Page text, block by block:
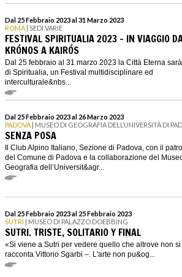
Dal 25 Febbraio 2023 al 31 Marzo 2023
ROMA | SEDI VARIE
FESTIVAL SPIRITUALIA 2023 - IN VIAGGIO
KRÓNOS A KAIRÓS
Dal 25 febbraio al 31 marzo 2023 la Città Eterna
di Spiritualia, un Festival multidisciplinare ed
interculturale&nbs...
Dal 25 Febbraio 2023 al 26 Marzo 2023
PADOVA | MUSEO DI GEOGRAFIA DELL’UNIVERSITÀ DI
SENZA POSA
Il Club Alpino Italiano, Sezione di Padova, con il
del Comune di Padova e la collaborazione del
Geografia dell’Universit&agr...
Dal 25 Febbraio 2023 al 25 Febbraio 2023
SUTRI | MUSEO DI PALAZZO DOEBBING
SUTRI. TRISTE, SOLITARIO Y FINAL
«Si viene a Sutri per vedere quello che altrove non
racconta Vittorio Sgarbi –. L'arte non pu&og...